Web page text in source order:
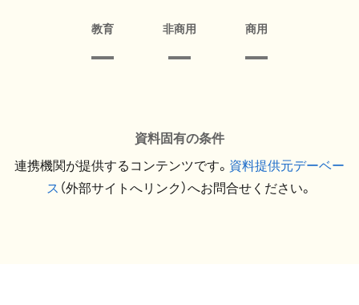
教育 非商用 商用
資料固有の条件
連携機関が提供するコンテンツです。 資料提供元デーベー
ス （外部サイトへリンク）へお問合せください。